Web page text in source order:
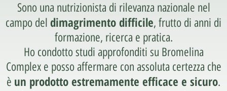
Sono una nutrizionista di rilevanza nazionale nel
campo del dimagrimento difficile, frutto di anni di
formazione, ricerca e pratica.
Ho condotto studi approfonditi su Bromelina
Complex e posso affermare con assoluta certezza che
è un prodotto estremamente efficace e sicuro.